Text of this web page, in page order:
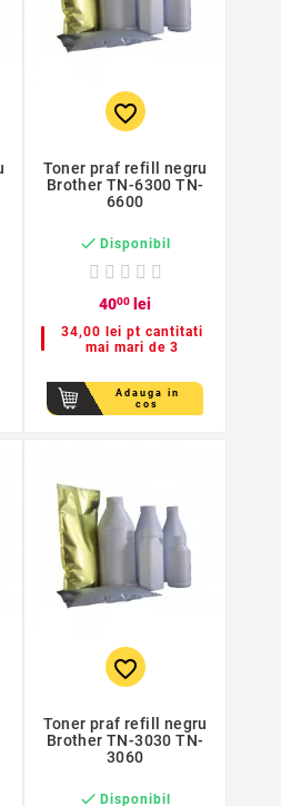
favorite_border
Toner praf refill negru
Brother TN-6300 TN-
6600
 Disponibil
4000 lei
34,00 lei pt cantitati
mai mari de 3
Adauga in
cos
favorite_border
Toner praf refill negru
Brother TN-3030 TN-
3060
 Disponibil